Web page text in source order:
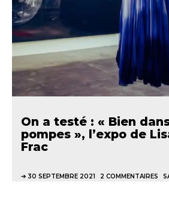
On a testé : « Bien
pompes », l’expo de
Frac
30 SEPTEMBRE 2021 2 COMMENTAIRES